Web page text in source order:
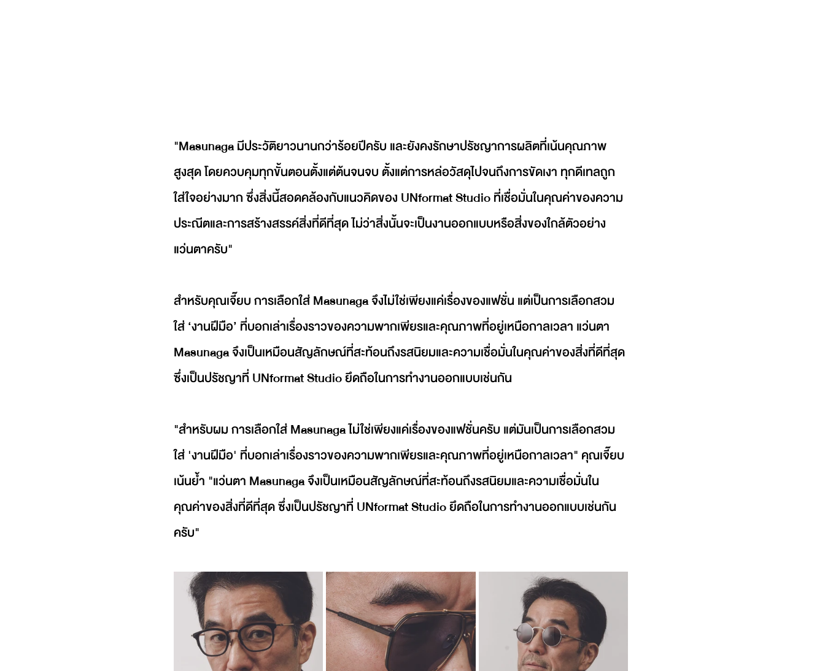
"Masunaga มีประวัติยาวนานกว่าร้อยปีครับ และยังคงรักษาปรัชญาการผลิตที่เน้นคุณภาพ
สูงสุด โดยควบคุมทุกขั้นตอนตั้งแต่ต้นจนจบ ตั้งแต่การหล่อวัสดุไปจนถึงการขัดเงา ทุกดีเทลถูก
ใส่ใจอย่างมาก ซึ่งสิ่งนี้สอดคล้องกับแนวคิดของ UNformat Studio ที่เชื่อมั่นในคุณค่าของความ
ประณีตและการสร้างสรรค์สิ่งที่ดีที่สุด ไม่ว่าสิ่งนั้นจะเป็นงานออกแบบหรือสิ่งของใกล้ตัวอย่าง
แว่นตาครับ"
สำหรับคุณเจี๊ยบ การเลือกใส่ Masunaga จึงไม่ใช่เพียงแค่เรื่องของแฟชั่น แต่เป็นการเลือกสวม
ใส่ ‘งานฝีมือ’ ที่บอกเล่าเรื่องราวของความพากเพียรและคุณภาพที่อยู่เหนือกาลเวลา แว่นตา
Masunaga จึงเป็นเหมือนสัญลักษณ์ที่สะท้อนถึงรสนิยมและความเชื่อมั่นในคุณค่าของสิ่งที่ดีที่สุด
ซึ่งเป็นปรัชญาที่ UNformat Studio ยึดถือในการทำงานออกแบบเช่นกัน
"สำหรับผม การเลือกใส่ Masunaga ไม่ใช่เพียงแค่เรื่องของแฟชั่นครับ แต่มันเป็นการเลือกสวม
ใส่ 'งานฝีมือ' ที่บอกเล่าเรื่องราวของความพากเพียรและคุณภาพที่อยู่เหนือกาลเวลา" คุณเจี๊ยบ
เน้นย้ำ "แว่นตา Masunaga จึงเป็นเหมือนสัญลักษณ์ที่สะท้อนถึงรสนิยมและความเชื่อมั่นใน
คุณค่าของสิ่งที่ดีที่สุด ซึ่งเป็นปรัชญาที่ UNformat Studio ยึดถือในการทำงานออกแบบเช่นกัน
ครับ"